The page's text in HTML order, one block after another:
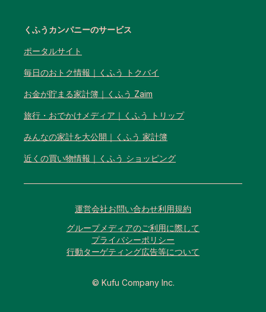
くふうカンパニーのサービス
ポータルサイト
毎日のおトク情報｜くふう トクバイ
お金が貯まる家計簿｜くふう Zaim
旅行・おでかけメディア｜くふう トリップ
みんなの家計を大公開｜くふう 家計簿
近くの買い物情報｜くふう ショッピング
運営会社お問い合わせ利用規約
グループメディアのご利用に際して
プライバシーポリシー
行動ターゲティング広告等について
© Kufu Company Inc.